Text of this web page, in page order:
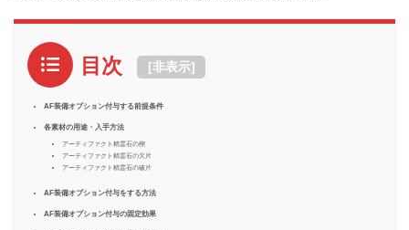
目次 [非表示]
AF装備オプション付与する前提条件
各素材の用途・入手方法
アーティファクト精霊石の楔
アーティファクト精霊石の欠片
アーティファクト精霊石の破片
AF装備オプション付与をする方法
AF装備オプション付与の固定効果